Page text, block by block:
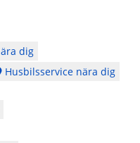
dig
Husbilsservice nära dig